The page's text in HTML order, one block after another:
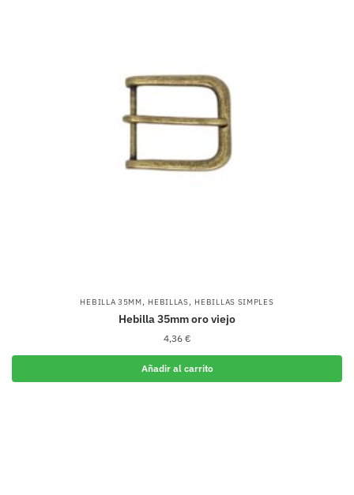
HEBILLA 35MM, HEBILLAS, HEBILLAS SIMPLES
Hebilla 35mm oro viejo
4,36 €
Añadir al carrito